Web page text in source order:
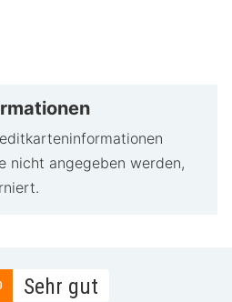
nicht angegeben werden,
Sehr gut